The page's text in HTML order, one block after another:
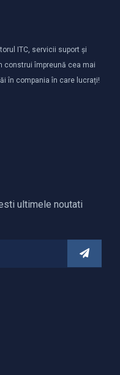
ITC, servicii suport și
construi împreună cea mai
în compania în care lucrați!
ultimele noutati